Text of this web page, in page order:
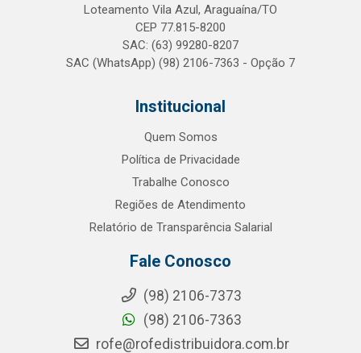
Loteamento Vila Azul, Araguaína/TO
CEP 77.815-8200
SAC: (63) 99280-8207
SAC (WhatsApp) (98) 2106-7363 - Opção 7
Institucional
Quem Somos
Política de Privacidade
Trabalhe Conosco
Regiões de Atendimento
Relatório de Transparência Salarial
Fale Conosco
(98) 2106-7373
(98) 2106-7363
rofe@rofedistribuidora.com.br